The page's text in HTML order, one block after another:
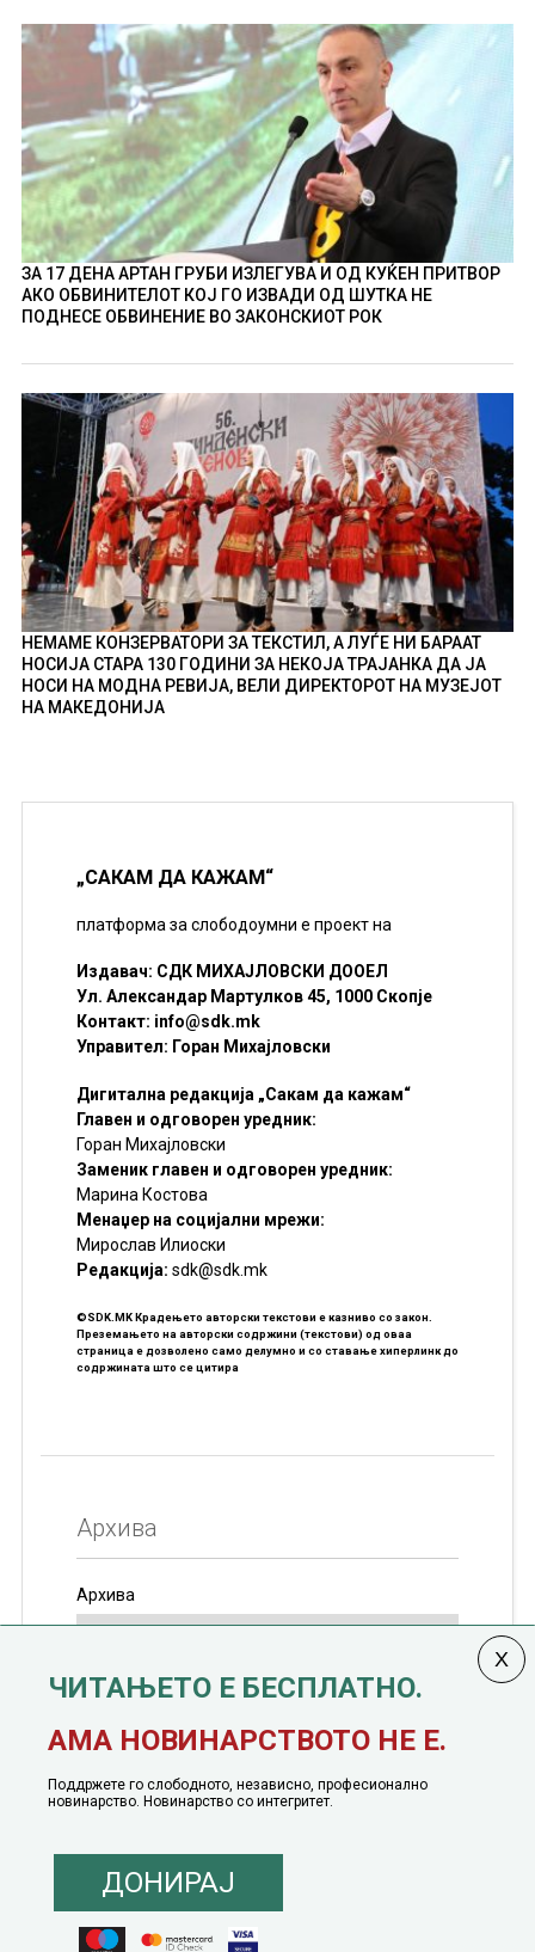
ЗА 17 ДЕНА АРТАН ГРУБИ ИЗЛЕГУВА И ОД КУЌЕН ПРИТВОР
АКО ОБВИНИТЕЛОТ КОЈ ГО ИЗВАДИ ОД ШУТКА НЕ
ПОДНЕСЕ ОБВИНЕНИЕ ВО ЗАКОНСКИОТ РОК
НЕМАМЕ КОНЗЕРВАТОРИ ЗА ТЕКСТИЛ, А ЛУЃЕ НИ БАРААТ
НОСИЈА СТАРА 130 ГОДИНИ ЗА НЕКОЈА ТРАЈАНКА ДА ЈА
НОСИ НА МОДНА РЕВИЈА, ВЕЛИ ДИРЕКТОРОТ НА МУЗЕЈОТ
НА МАКЕДОНИЈА
„САКАМ ДА КАЖАМ“
платформа за слободоумни е проект на
Издавач: СДК МИХАЈЛОВСКИ ДООЕЛ
Ул. Александар Мартулков 45, 1000 Скопје
Контакт: info@sdk.mk
Управител: Горан Михајловски
Дигитална редакција „Сакам да кажам“
Главен и одговорен уредник:
Горан Михајловски
Заменик главен и одговорен уредник:
Марина Костова
Менаџер на социјални мрежи:
Мирослав Илиоски
Редакцијa: sdk@sdk.mk
©SDK.MK Крадењето авторски текстови е казниво со закон.
Преземањето на авторски содржини (текстови) од оваа
страница е дозволено само делумно и со ставање хиперлинк до
содржината што се цитира
Архива
Архива
јануари, 1991 година
© 2016 - 2026 Сакам Да Кажам. Сите права задржани |
Понуда за политичко рекламирање
ЧИТАЊЕТО Е БЕСПЛАТНО.
АМА НОВИНАРСТВОТО НЕ Е.
Поддржете го слободното, независно, професионално
новинарство. Новинарство со интегритет.
ДОНИРАЈ